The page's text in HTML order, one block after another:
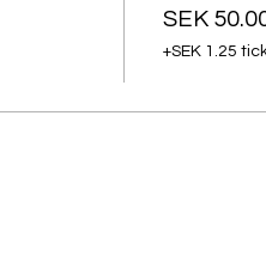
SEK
+SEK 1.25